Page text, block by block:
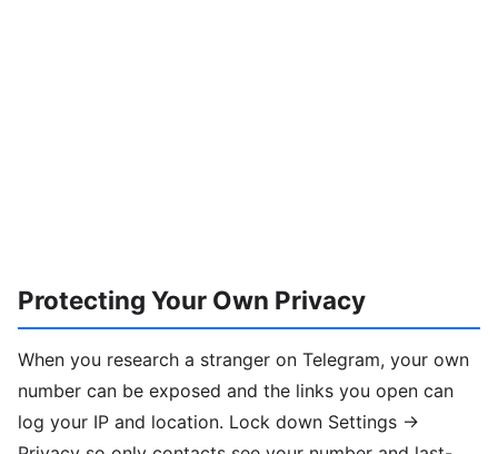
Protecting Your Own Privacy
When you research a stranger on Telegram, your own
number can be exposed and the links you open can
log your IP and location. Lock down Settings →